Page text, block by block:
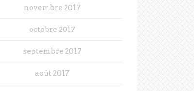
novembre 2017
octobre 2017
septembre 2017
août 2017